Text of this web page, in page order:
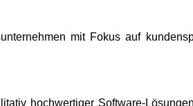
mit Fokus auf
hochwertiger Software-